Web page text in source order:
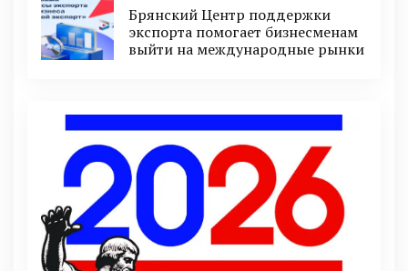
Брянский Центр поддержки
экспорта помогает бизнесменам
выйти на международные рынки